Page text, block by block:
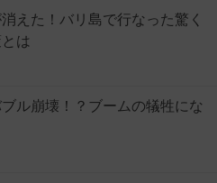
えた！バリ島で行なった驚く
は
ル崩壊！？ブームの犠牲にな